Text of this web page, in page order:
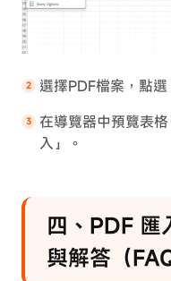
選擇PDF檔案，點選
在導覽器中預覽表
入」。
四、PDF 匯
與解答（